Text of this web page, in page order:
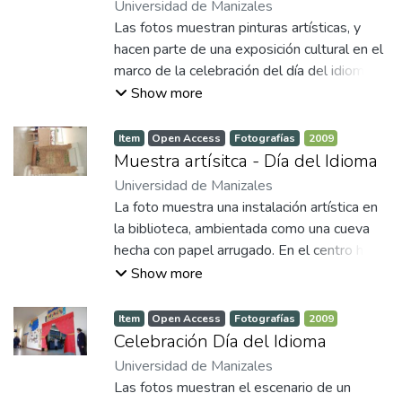
grupal.
Universidad de Manizales
Las fotos muestran pinturas artísticas, y
hacen parte de una exposición cultural en el
marco de la celebración del día del idioma
en el año 2009. Las pinturas representan
edificios y vegetación.
Show more
Item Open Access Fotografías 2009
Muestra artísitca - Día del Idioma
Universidad de Manizales
La foto muestra una instalación artística en
la biblioteca, ambientada como una cueva
hecha con papel arrugado. En el centro hay
un cartel que invita a la participación con el
seguido de la frase "voltea pág.". A la
izquierda, sobre un caballete de madera, hay
una hoja de papel con varios mensajes
escritos a mano, posiblemente por
Show more
Item Open Access Fotografías 2009
Celebración Día del Idioma
Universidad de Manizales
Las fotos muestran el escenario de un